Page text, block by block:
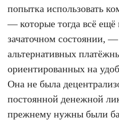
попытка использовать
— которые тогда всё ещё
зачаточном состоянии,
альтернативных
ориентированных на
Она не была
постоянной денежной
прежнему нужны были